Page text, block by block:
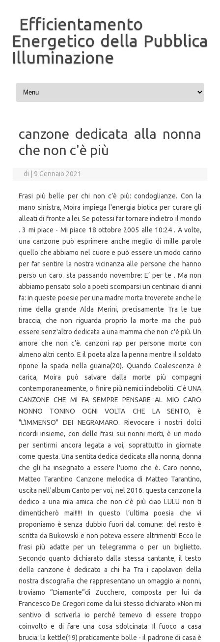
Efficientamento
Energetico della Pubblica
Illuminazione
Vai al contenuto
canzone dedicata alla nonna
che non c'è più
di 9 Gennaio 2021
Frasi più belle per chi non c’è più: condoglianze. Con la
mano sinistra, Moira impiega l'energia biotica per curare gli
alleati di fronte a lei. Se potessi far tornare indietro il mondo
. 3 mi piace - Mi piace 18 ottobre 2005 alle 10:24 . A volte,
una canzone può esprimere anche meglio di mille parole
quello che abbiamo nel cuore e può essere un modo carino
per far sentire la nostra vicinanza alle persone che hanno
perso un caro. sta passando novembre: E’ per te . Ma non
abbiamo pensato solo a poeti scomparsi un centinaio di anni
fa: in queste poesie per una madre morta troverete anche le
rime della grande Alda Merini, precisamente Tra le tue
braccia, che non riguarda proprio la morte ma che può
essere senz'altro dedicata a una mamma che non c'è più. Un
amore che non c’è. canzoni rap per persone morte con
almeno altri cento. E il poeta alza la penna mentre il soldato
ripone la spada nella guaina(20). Quando Coalescenza è
carica, Moira può salvare dalla morte più compagni
contemporaneamente, o finire più nemici indeboliti. C'è UNA
CANZONE CHE MI FA SEMPRE PENSARE AL MIO CARO
NONNO TONINO OGNI VOLTA CHE LA SENTO, è
"L'IMMENSO" DEI NEGRAMARO. Rievocare i nostri dolci
ricordi insieme, con delle frasi sui nonni morti, è un modo
per sentirmi ancora legata a voi, soprattutto in giornate
come questa. Una sentita dedica dedicata alla nonna, donna
che gli ha insegnato a essere l'uomo che è. Caro nonno,
Matteo Tarantino Canzone melodica di Matteo Tarantino,
uscita nell'album Canto per voi, nel 2016. questa canzone la
dedico a una mia amica che non c'è più ciao LULU non ti
dimenticherò mai!!!!! In questo l’ultima poesia che vi
proponiamo è senza dubbio fuori dal comune: del resto è
scritta da Bukowski e non poteva essere altrimenti! Ecco le
frasi più adatte per un telegramma o per un biglietto.
Secondo quanto dichiarato dalla stessa cantante, il testo
della canzone è dedicato a chi ha Tra i capolavori della
nostra discografia che rappresentano un omaggio ai nonni,
troviamo “Diamante”di Zucchero, composta per lui da
Francesco De Gregori come da lui stesso dichiarato «Non mi
sentivo di scriverla io perché temevo di essere troppo
coinvolto e di fare una cosa sdolcinata. Il fuoco a casa
brucia: la kettle(19) praticamente bolle - il padrone di casa è